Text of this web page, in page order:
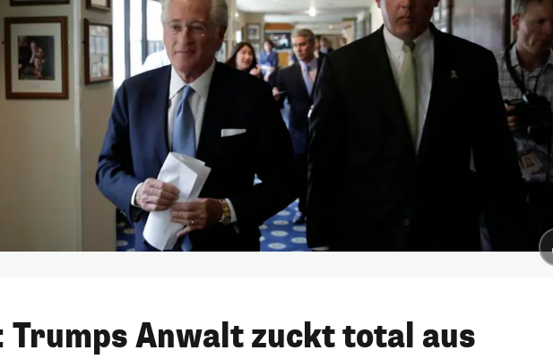
Trumps Anwalt zuckt total aus